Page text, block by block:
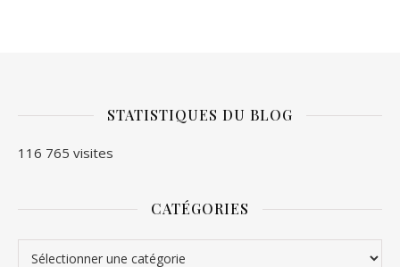
STATISTIQUES DU BLOG
116 765 visites
CATÉGORIES
Catégories